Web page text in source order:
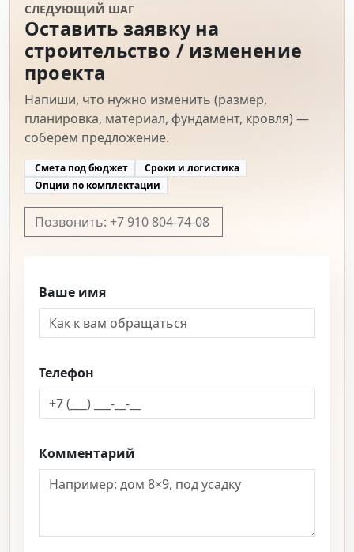
СЛЕДУЮЩИЙ ШАГ
Оставить заявку на
строительство / изменение
проекта
Напиши, что нужно изменить (размер,
планировка, материал, фундамент, кровля) —
соберём предложение.
Смета под бюджет
Сроки и логистика
Опции по комплектации
Позвонить: +7 910 804-74-08
Ваше имя
Телефон
Комментарий